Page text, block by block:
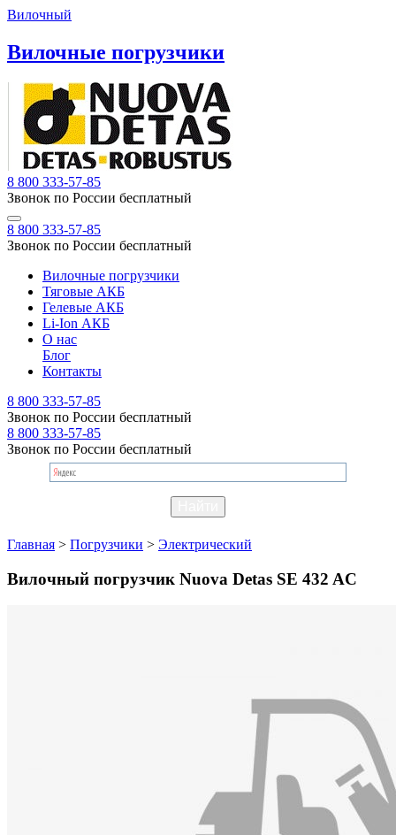
Вилочный
Вилочные погрузчики
8 800 333-57-85
Звонок по России бесплатный
8 800 333-57-85
Звонок по России бесплатный
Вилочные погрузчики
Тяговые АКБ
Гелевые АКБ
Li-Ion АКБ
О нас
Блог
Контакты
8 800 333-57-85
Звонок по России бесплатный
8 800 333-57-85
Звонок по России бесплатный
Главная > Погрузчики > Электрический
Вилочный погрузчик Nuova Detas SE 432 AC